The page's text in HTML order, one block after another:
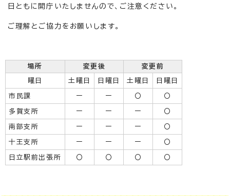
日ともに開庁いたしませんので、ご注意ください。
ご理解とご協力をお願いします。
場所 変更後 変更前
曜日 土曜日 日曜日 土曜日 日曜日
市民課 ー ー 〇 〇
多賀支所 ー ー ー 〇
南部支所 ー ー ー 〇
十王支所 ー ー ー 〇
日立駅前出張所 〇 〇 〇 〇